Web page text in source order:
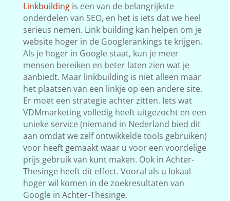
Linkbuildingis een van de belangrijkste
onderdelen van SEO, en het is iets dat we heel
serieus nemen. Link building kan helpen om je
website hoger in de Googlerankings te krijgen.
Als je hoger in Google staat, kun je meer
mensen bereiken en beter laten zien wat je
aanbiedt. Maar linkbuilding is niet alleen maar
het plaatsen van een linkje op een andere site.
Er moet een strategie achter zitten. Iets wat
VDMmarketing volledig heeft uitgezocht en een
unieke service (niemand in Nederland bied dit
aan omdat we zelf ontwikkelde tools gebruiken)
voor heeft gemaakt waar u voor een voordelige
prijs gebruik van kunt maken. Ook in Achter-
Thesinge heeft dit effect. Vooral als u lokaal
hoger wil komen in de zoekresultaten van
Google in Achter-Thesinge.